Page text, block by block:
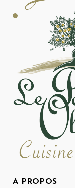
A PROPOS